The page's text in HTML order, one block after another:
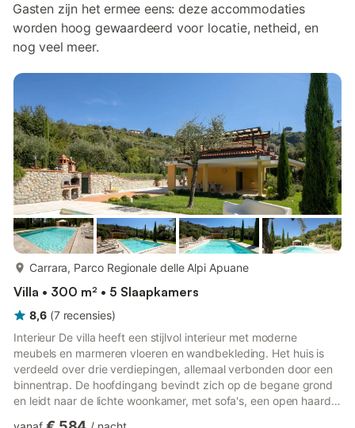
Gasten zijn het ermee eens: deze accommodaties
worden hoog gewaardeerd voor locatie, netheid, en
nog veel meer.
Carrara, Parco Regionale delle Alpi Apuane
Villa • 300 m² • 5 Slaapkamers
8,6 (7 recensies)
Interieur De villa heeft een stijlvol interieur met moderne
meubels en marmeren vloeren en wandbekleding. Het huis is
verdeeld over drie verdiepingen, allemaal verbonden door een
binnentrap. De hoofdingang bevindt zich op de begane grond
en leidt naar de lichte woonkamer, met sofa's, een open haard,